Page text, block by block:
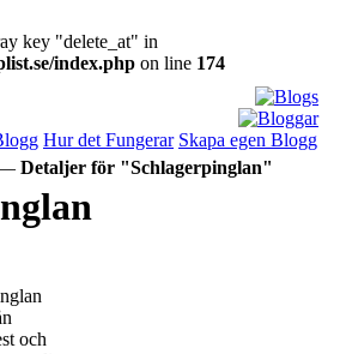
key "delete_at" in
index.php on line 174
Hur det Fungerar Skapa egen Blogg
Detaljer för "Schlagerpinglan"
och